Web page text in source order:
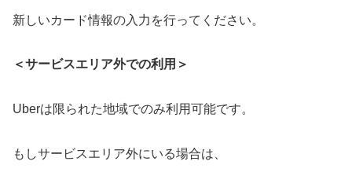
新しいカード情報の入力を行ってください。
＜サービスエリア外での利用＞
Uberは限られた地域でのみ利用可能です。
もしサービスエリア外にいる場合は、